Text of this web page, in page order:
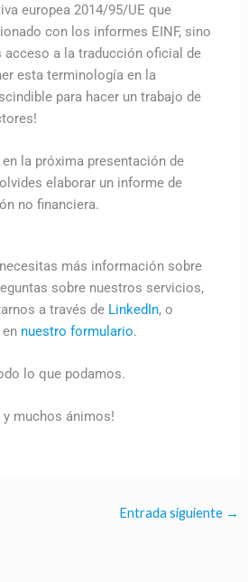
europea 2014/95/UE que
con los informes EINF, sino
acceso a la traducción oficial de
esta terminología en la
para hacer un trabajo de
la próxima presentación de
elaborar un informe de
no financiera.
más información sobre
sobre nuestros servicios,
a través de LinkedIn, o
nuestro formulario.
lo que podamos.
y muchos ánimos!
Entrada siguiente →